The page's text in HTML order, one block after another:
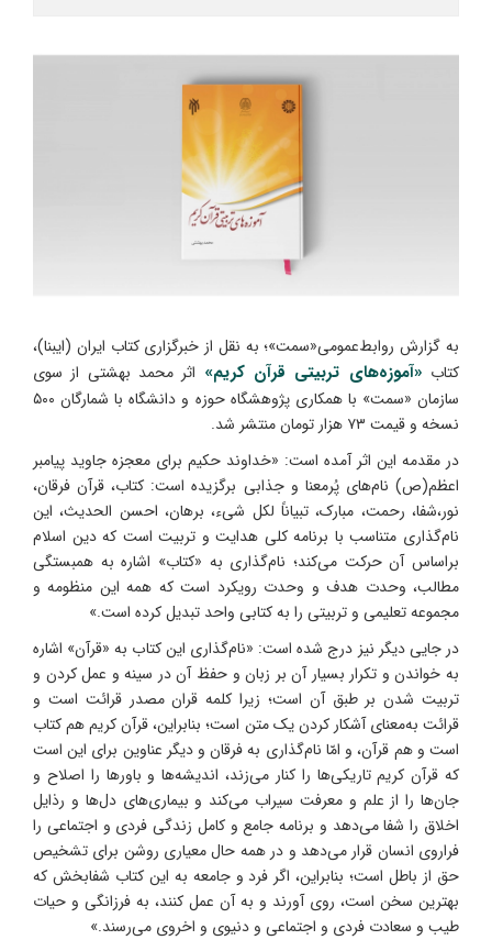
به گزارش روابط‌عمومی«سمت»؛ به نقل از خبرگزاری کتاب ایران (ایبنا)،
کتاب «آموزه‌های تربیتی قرآن کریم» اثر محمد بهشتی از سوی
سازمان «سمت» با همکاری پژوهشگاه حوزه و دانشگاه با شمارگان ۵۰۰
نسخه و قیمت ۷۳ هزار تومان منتشر شد.
در مقدمه این اثر آمده است: «خداوند حکیم برای معجزه جاوید پیامبر
اعظم(ص) نام‌های پُرمعنا و جذابی برگزیده است: کتاب، قرآن فرقان،
نور،شفا، رحمت، مبارک، تبیاناً لکل شیء، برهان، احسن الحدیث، این
نام‌گذاری متناسب با برنامه کلی هدایت و تربیت است که دین اسلام
براساس آن حرکت می‌کند؛ نام‌گذاری به «کتاب» اشاره به همبستگی
مطالب، وحدت هدف و وحدت رویکرد است که همه این منظومه و
مجموعه تعلیمی و تربیتی را به کتابی واحد تبدیل کرده است.»
در جایی دیگر نیز درج شده است: «نام‌گذاری این کتاب به «قرآن» اشاره
به خواندن و تکرار بسیار آن بر زبان‌ و حفظ آن در سینه‌ و عمل کردن و
تربیت شدن بر طبق آن است؛ زیرا کلمه قران مصدر قرائت است و
قرائت به‌معنای آشکار کردن یک متن است؛ بنابراین، قرآن کریم هم کتاب
است و هم قرآن، و امّا نام‌گذاری به فرقان و دیگر عناوین برای این است
که قرآن کریم تاریکی‌ها را کنار می‌زند، اندیشه‌ها و باورها را اصلاح و
جان‌ها را از علم و معرفت سیراب می‌کند و بیماری‌های دل‌ها و رذایل
اخلاق را شفا می‌دهد و برنامه جامع و کامل زندگی فردی و اجتماعی را
فراروی انسان قرار می‌دهد و در همه حال معیاری روشن برای تشخیص
حق از باطل است؛ بنابراین، اگر فرد و جامعه به این کتاب شفابخش که
بهترین سخن است، روی آورند و به آن عمل کنند، به فرزانگی و حیات
طیب و سعادت فردی و اجتماعی و دنیوی و اخروی می‌رسند.»